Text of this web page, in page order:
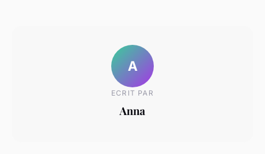
A
ECRIT PAR
Anna